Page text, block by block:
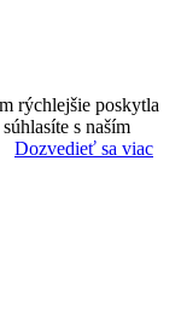
rýchlejšie poskytla
s naším
Dozvedieť sa viac